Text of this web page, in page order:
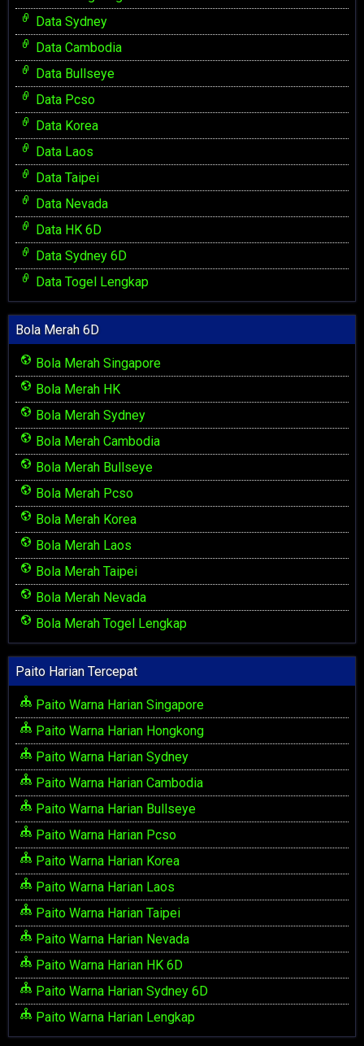
Data Sydney
Data Cambodia
Data Bullseye
Data Pcso
Data Korea
Data Laos
Data Taipei
Data Nevada
Data HK 6D
Data Sydney 6D
Data Togel Lengkap
Bola Merah 6D
Bola Merah Singapore
Bola Merah HK
Bola Merah Sydney
Bola Merah Cambodia
Bola Merah Bullseye
Bola Merah Pcso
Bola Merah Korea
Bola Merah Laos
Bola Merah Taipei
Bola Merah Nevada
Bola Merah Togel Lengkap
Paito Harian Tercepat
Paito Warna Harian Singapore
Paito Warna Harian Hongkong
Paito Warna Harian Sydney
Paito Warna Harian Cambodia
Paito Warna Harian Bullseye
Paito Warna Harian Pcso
Paito Warna Harian Korea
Paito Warna Harian Laos
Paito Warna Harian Taipei
Paito Warna Harian Nevada
Paito Warna Harian HK 6D
Paito Warna Harian Sydney 6D
Paito Warna Harian Lengkap